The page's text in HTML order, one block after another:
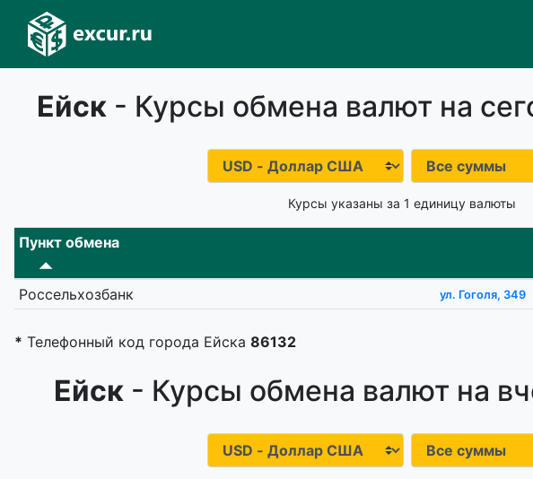
Ейск- Курсы обмена валют на
Курсы указаны за 1 единицу валюты
Пункт обмена
Россельхозбанк ул. Гоголя, 349
* Телефонный код города Ейска 86132
Ейск - Курсы обмена валют на